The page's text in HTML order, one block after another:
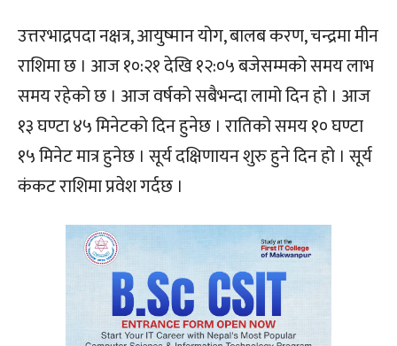
उत्तरभाद्रपदा नक्षत्र, आयुष्मान योग, बालब करण, चन्द्रमा मीन
राशिमा छ । आज १०:२१ देखि १२:०५ बजेसम्मको समय लाभ
समय रहेको छ । आज वर्षको सबैभन्दा लामो दिन हो । आज
१३ घण्टा ४५ मिनेटको दिन हुनेछ । रातिको समय १० घण्टा
१५ मिनेट मात्र हुनेछ । सूर्य दक्षिणायन शुरु हुने दिन हो । सूर्य
कंकट राशिमा प्रवेश गर्दछ ।